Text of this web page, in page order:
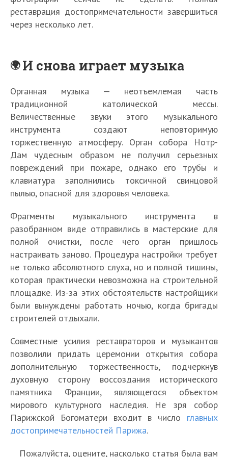
реставрация достопримечательности завершиться
через несколько лет.
И снова играет музыка
Органная музыка — неотъемлемая часть
традиционной католической мессы.
Величественные звуки этого музыкального
инструмента создают неповторимую
торжественную атмосферу. Орган собора Нотр-
Дам чудесным образом не получил серьезных
повреждений при пожаре, однако его трубы и
клавиатура заполнились токсичной свинцовой
пылью, опасной для здоровья человека.
Фрагменты музыкального инструмента в
разобранном виде отправились в мастерские для
полной очистки, после чего орган пришлось
настраивать заново. Процедура настройки требует
не только абсолютного слуха, но и полной тишины,
которая практически невозможна на строительной
площадке. Из-за этих обстоятельств настройщики
были вынуждены работать ночью, когда бригады
строителей отдыхали.
Совместные усилия реставраторов и музыкантов
позволили придать церемонии открытия собора
дополнительную торжественность, подчеркнув
духовную сторону воссоздания исторического
памятника Франции, являющегося объектом
мирового культурного наследия. Не зря собор
Парижской Богоматери входит в число главных
достопримечательностей Парижа.
Пожалуйста, оцените, насколько статья была вам